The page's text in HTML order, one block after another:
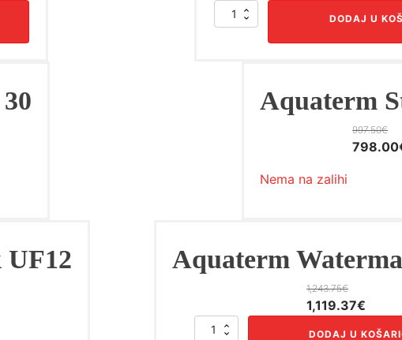
je:
Aquaterm
Meddalsoft
DODAJ U
Aquaterm
997.50€
Izvorna
798.00
Nema na zalihi
Aquaterm
1,243.75€
Izvorna
1,119.37€
cijena
Aquaterm
DODAJ U